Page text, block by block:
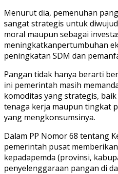
Menurut dia, pemenuhan
sangat strategis untuk
moral maupun sebagai
meningkatkanpertumbuhan
peningkatan SDM dan
Pangan tidak hanya berarti
ini pemerintah masih
komoditas yang strategis,
tenaga kerja maupun tingkat
yang mengkonsumsinya.
Dalam PP Nomor 68 tentang
pemerintah pusat
kepadapemda (provinsi,
penyelenggaraan pangan di